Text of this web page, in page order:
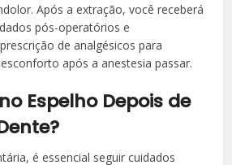
Após a extração, você receberá
pós-operatórios e
de analgésicos para
após a anestesia passar.
Espelho Depois de
é essencial seguir cuidados